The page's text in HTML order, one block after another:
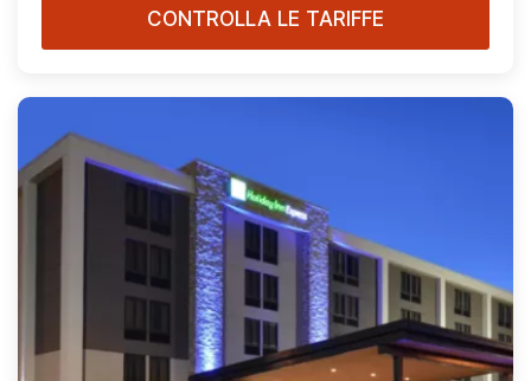
CONTROLLA LE TARIFFE